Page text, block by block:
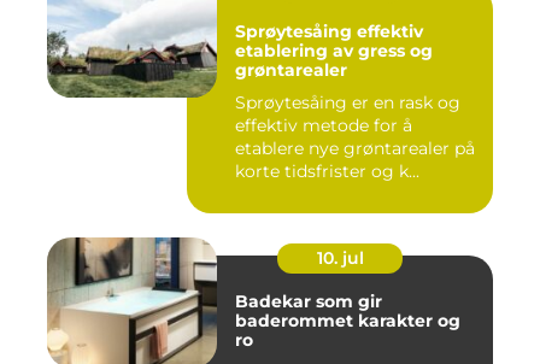
Sprøytesåing effektiv
etablering av gress og
grøntarealer
Sprøytesåing er en rask og
effektiv metode for å
etablere nye grøntarealer på
korte tidsfrister og k...
10. jul
Badekar som gir
baderommet karakter og
ro